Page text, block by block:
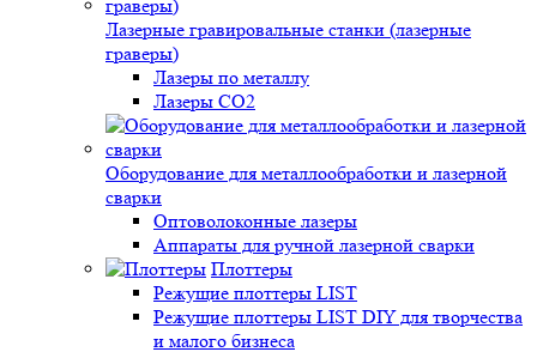
Лазерные гравировальные станки (лазерные
граверы)
Лазеры по металлу
Лазеры CO2
Оборудование для металлообработки и лазерной
сварки
Оптоволоконные лазеры
Аппараты для ручной лазерной сварки
Плоттеры
Режущие плоттеры LIST
Режущие плоттеры LIST DIY для творчества
и малого бизнеса